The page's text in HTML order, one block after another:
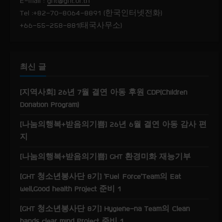
a
d
g
Tel :+82-70-8064-8891 (한국인터넷전화)
+66-55-258-881(태국사무소)
최신 글
[지역사회] 26년 7월 결연 아동 후원 CDP(Children
Donation Program)
[나눔의행복+받음의기쁨] 26년 6월 결연 아동 감사 편
지
[나눔의행복+받음의기쁨] GHT 환경미화 재능기부
[GHT 청소년봉사단 8기] ‘Fuel Force’Team의 Eat
well,Good health Project 준비 1
[GHT 청소년봉사단 8기] Hygiene-na Team의 Clean